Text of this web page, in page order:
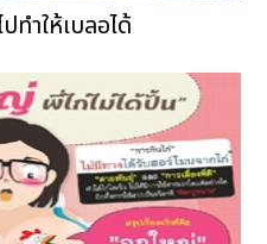
ทำให้เบลอได้